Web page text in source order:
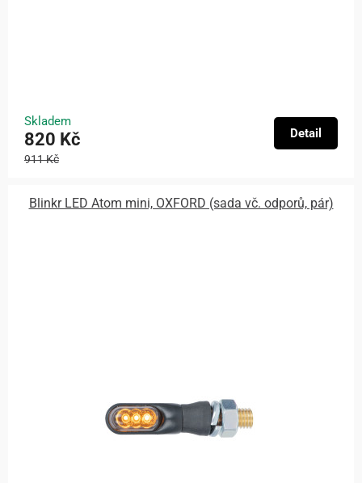
Skladem
820 Kč
911 Kč
Detail
Blinkr LED Atom mini, OXFORD (sada vč. odporů, pár)